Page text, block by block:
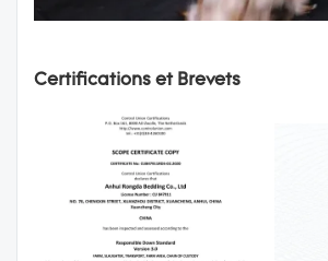
Certifications et Brevets